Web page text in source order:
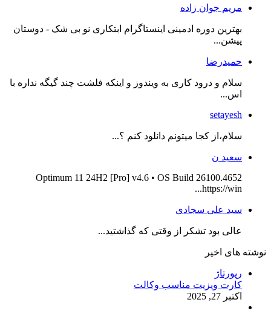
مریم جوان زاده
بهترین دوره ادمینی اینستاگرام ابتکاری نو بی شک - دوستان
پیشن...
حمیدرضا
سلام و درود کاری به ویندوز و اینکه فلشت چند گیگه نداره با
اس...
setayesh
سلام،از کجا میتونم دانلود کنم ؟...
سعید ن
Optimum 11 24H2 [Pro] v4.6 • OS Build 26100.4652
https://win...
سید علی سجادی
عالی بود تشکر از وقتی که گذاشتید...
نوشته های اخیر
رپورتاژ
کارت ویزیت مناسب وکالت
اکتبر 27, 2025